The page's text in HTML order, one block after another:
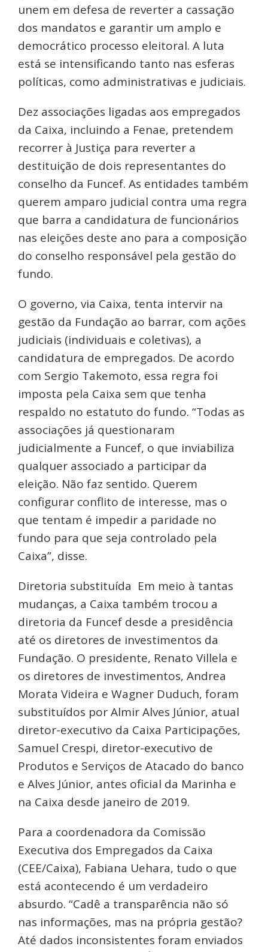
unem em defesa de reverter a cassação
dos mandatos e garantir um amplo e
democrático processo eleitoral. A luta
está se intensificando tanto nas esferas
políticas, como administrativas e judiciais.
Dez associações ligadas aos empregados
da Caixa, incluindo a Fenae, pretendem
recorrer à Justiça para reverter a
destituição de dois representantes do
conselho da Funcef. As entidades também
querem amparo judicial contra uma regra
que barra a candidatura de funcionários
nas eleições deste ano para a composição
do conselho responsável pela gestão do
fundo.
O governo, via Caixa, tenta intervir na
gestão da Fundação ao barrar, com ações
judiciais (individuais e coletivas), a
candidatura de empregados. De acordo
com Sergio Takemoto, essa regra foi
imposta pela Caixa sem que tenha
respaldo no estatuto do fundo. “Todas as
associações já questionaram
judicialmente a Funcef, o que inviabiliza
qualquer associado a participar da
eleição. Não faz sentido. Querem
configurar conflito de interesse, mas o
que tentam é impedir a paridade no
fundo para que seja controlado pela
Caixa”, disse.
Diretoria substituída Em meio à tantas
mudanças, a Caixa também trocou a
diretoria da Funcef desde a presidência
até os diretores de investimentos da
Fundação. O presidente, Renato Villela e
os diretores de investimentos, Andrea
Morata Videira e Wagner Duduch, foram
substituídos por Almir Alves Júnior, atual
diretor-executivo da Caixa Participações,
Samuel Crespi, diretor-executivo de
Produtos e Serviços de Atacado do banco
e Alves Júnior, antes oficial da Marinha e
na Caixa desde janeiro de 2019.
Para a coordenadora da Comissão
Executiva dos Empregados da Caixa
(CEE/Caixa), Fabiana Uehara, tudo o que
está acontecendo é um verdadeiro
absurdo. “Cadê a transparência não só
nas informações, mas na própria gestão?
Até dados inconsistentes foram enviados